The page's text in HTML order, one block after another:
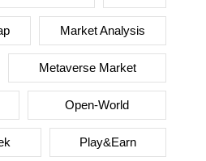
Market Analysis
Metaverse Market
Open-World
Play&Earn